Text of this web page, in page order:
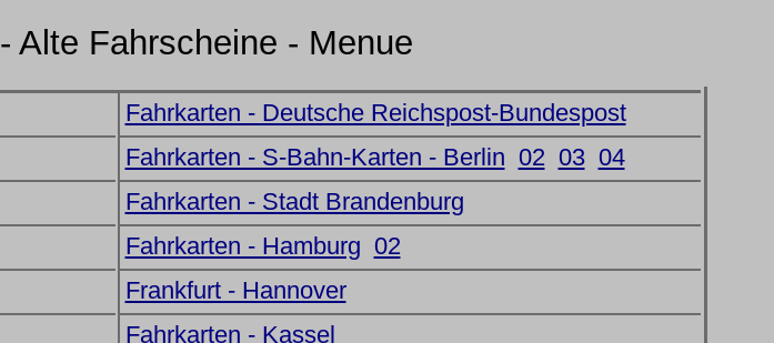
- Alte Fahrscheine - Menue
Fahrkarten - Deutsche Reichspost-Bundespost
Fahrkarten - S-Bahn-Karten - Berlin 02 03 04
Fahrkarten - Stadt Brandenburg
Fahrkarten - Hamburg 02
Frankfurt - Hannover
Fahrkarten - Kassel